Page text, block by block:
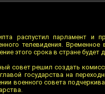
распустил парламент и
телевидения.
этого срока в стране будет
совет решил создать
государства на
военного совета